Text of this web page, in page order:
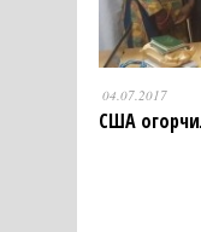
04.07.2017
США